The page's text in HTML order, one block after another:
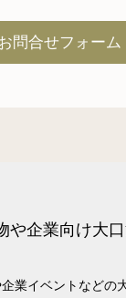
問合せフォーム
や企業向け大
業イベントなどの